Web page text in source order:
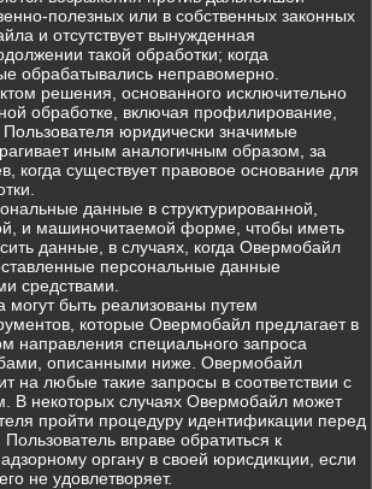
полезных или в собственных законных
и отсутствует вынужденная
такой обработки; когда
обрабатывались неправомерно.
решения, основанного исключительно
обработке, включая профилирование,
Пользователя юридически значимые
иным аналогичным образом, за
когда существует правовое основание для
данные в структурированной,
и машиночитаемой форме, чтобы иметь
данные, в случаях, когда Овермобайл
персональные данные
средствами.
могут быть реализованы путем
которые Овермобайл предлагает в
направления специального запроса
описанными ниже. Овермобайл
на любые такие запросы в соответствии с
В некоторых случаях Овермобайл может
пройти процедуру идентификации перед
вправе обратиться к
органу в своей юрисдикции, если
не удовлетворяет.